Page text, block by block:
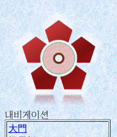
내비게이션
大門